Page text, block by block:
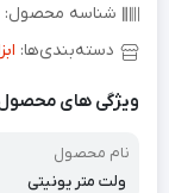
شناسه محصول:
دسته‌بندی‌ها:
ویژگی های
نام محصول
ولت متر یونیتی